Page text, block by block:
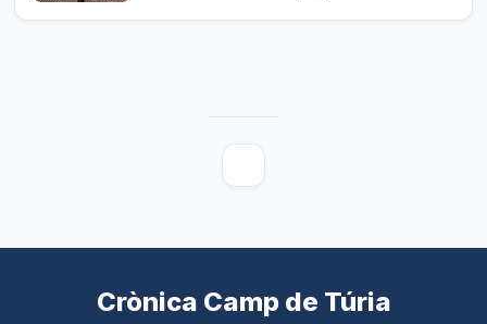
Crònica Camp de Túria